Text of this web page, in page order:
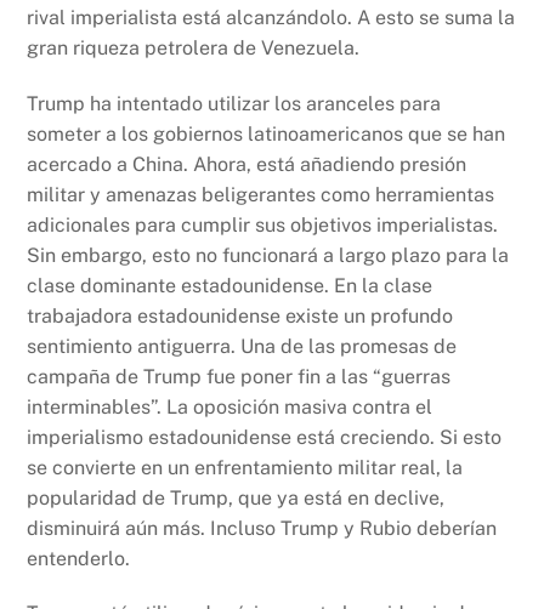
rival imperialista está alcanzándolo. A esto se suma la
gran riqueza petrolera de Venezuela.
Trump ha intentado utilizar los aranceles para
someter a los gobiernos latinoamericanos que se han
acercado a China. Ahora, está añadiendo presión
militar y amenazas beligerantes como herramientas
adicionales para cumplir sus objetivos imperialistas.
Sin embargo, esto no funcionará a largo plazo para la
clase dominante estadounidense. En la clase
trabajadora estadounidense existe un profundo
sentimiento antiguerra. Una de las promesas de
campaña de Trump fue poner fin a las “guerras
interminables”. La oposición masiva contra el
imperialismo estadounidense está creciendo. Si esto
se convierte en un enfrentamiento militar real, la
popularidad de Trump, que ya está en declive,
disminuirá aún más. Incluso Trump y Rubio deberían
entenderlo.